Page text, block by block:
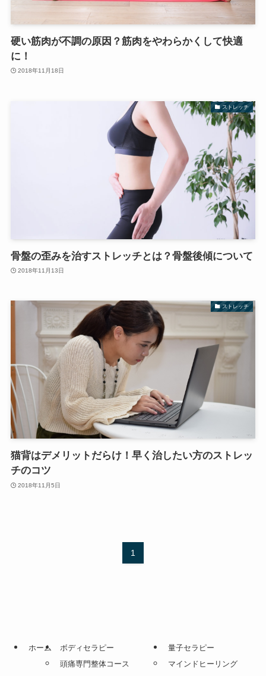
硬い筋肉が不調の原因？筋肉をやわらかくして快適
に！
2018年11月18日
ストレッチ
骨盤の歪みを治すストレッチとは？骨盤後傾について
2018年11月13日
ストレッチ
猫背はデメリットだらけ！早く治したい方のストレッ
チのコツ
2018年11月5日
1
ホーム
ボディセラピー
頭痛専門整体コース
量子セラピー
マインドヒーリング